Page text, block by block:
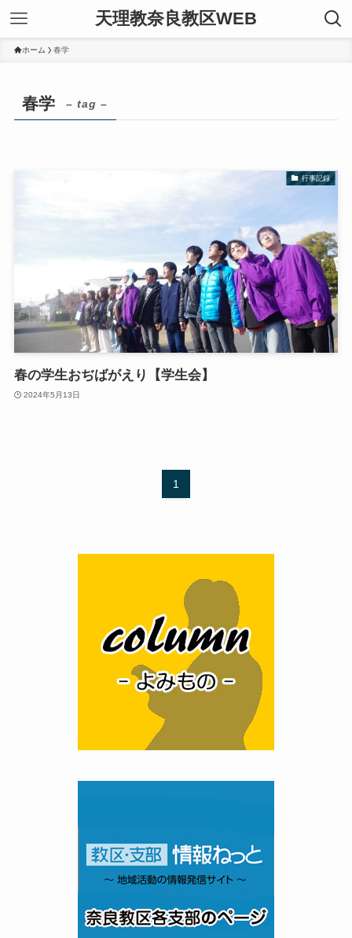
天理教奈良教区WEB
ホーム 春学
春学 – tag –
行事記録
春の学生おぢばがえり【学生会】
2024年5月13日
1